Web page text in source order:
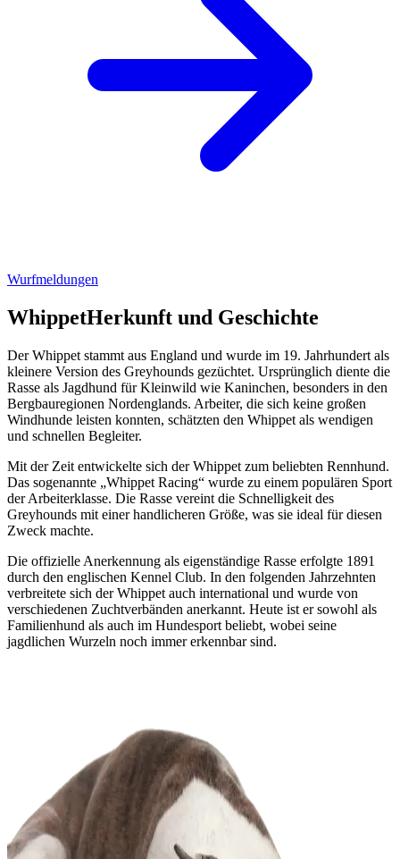
Wurfmeldungen
WhippetHerkunft und Geschichte
Der Whippet stammt aus England und wurde im 19. Jahrhundert als
kleinere Version des Greyhounds gezüchtet. Ursprünglich diente die
Rasse als Jagdhund für Kleinwild wie Kaninchen, besonders in den
Bergbauregionen Nordenglands. Arbeiter, die sich keine großen
Windhunde leisten konnten, schätzten den Whippet als wendigen
und schnellen Begleiter.
Mit der Zeit entwickelte sich der Whippet zum beliebten Rennhund.
Das sogenannte „Whippet Racing“ wurde zu einem populären Sport
der Arbeiterklasse. Die Rasse vereint die Schnelligkeit des
Greyhounds mit einer handlicheren Größe, was sie ideal für diesen
Zweck machte.
Die offizielle Anerkennung als eigenständige Rasse erfolgte 1891
durch den englischen Kennel Club. In den folgenden Jahrzehnten
verbreitete sich der Whippet auch international und wurde von
verschiedenen Zuchtverbänden anerkannt. Heute ist er sowohl als
Familienhund als auch im Hundesport beliebt, wobei seine
jagdlichen Wurzeln noch immer erkennbar sind.